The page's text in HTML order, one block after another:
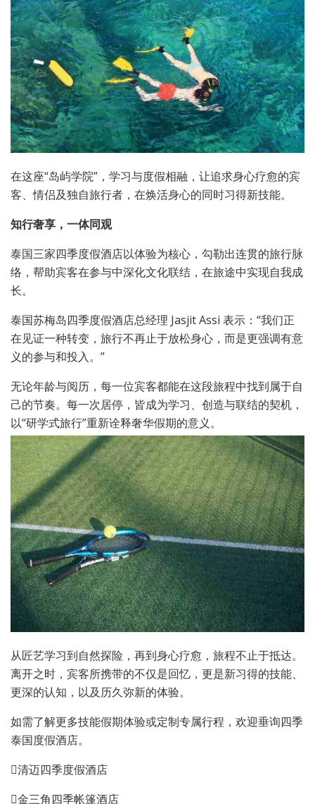
在这座“岛屿学院”，学习与度假相融，让追求身心疗愈的宾
客、情侣及独自旅行者，在焕活身心的同时习得新技能。
知行奢享，一体同观
泰国三家四季度假酒店以体验为核心，勾勒出连贯的旅行脉
络，帮助宾客在参与中深化文化联结，在旅途中实现自我成
长。
泰国苏梅岛四季度假酒店总经理 Jasjit Assi 表示：“我们正
在见证一种转变，旅行不再止于放松身心，而是更强调有意
义的参与和投入。”
无论年龄与阅历，每一位宾客都能在这段旅程中找到属于自
己的节奏。每一次居停，皆成为学习、创造与联结的契机，
以“研学式旅行”重新诠释奢华假期的意义。
从匠艺学习到自然探险，再到身心疗愈，旅程不止于抵达。
离开之时，宾客所携带的不仅是回忆，更是新习得的技能、
更深的认知，以及历久弥新的体验。
如需了解更多技能假期体验或定制专属行程，欢迎垂询四季
泰国度假酒店。
清迈四季度假酒店
金三角四季帐篷酒店